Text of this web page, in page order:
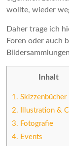
wollte, wieder
Daher trage ich
Foren oder auch
Inhalt
1. Skizzenbücher
2. Illustration &
3. Fotografie
4. Events